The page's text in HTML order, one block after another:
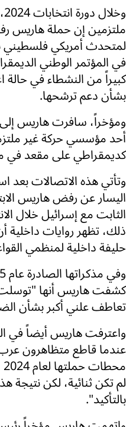
ملتزمين إن حملة هاريس
لمتحدث أمريكي فلسطيني
في المؤتمر الوطني
كبيراً من النشطاء في
بشأن دعم ترشحها.
ومؤخراً، سافرت هاريس
أحد مؤسسي حركة غير
كديمقراطي على مقعد
وتأتي هذه الاتصالات بعد
اليسار عن رفض هاريس
ذلك، تظهر روايات
حليفة داخلية لمنظمي
كشفت هاريس أنها
تعاطف علني أكبر بشأن
واعترفت هاريس أيضاً في
عندما قاطع متظاهرون
لم تكن ثنائية، لكن نتيجة
بالتأكيد".